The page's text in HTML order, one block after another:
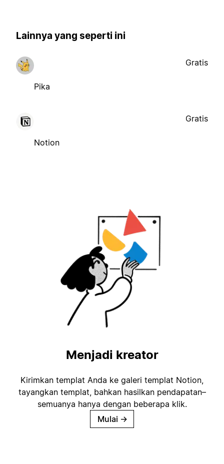
Lainnya yang seperti ini
Pika
Gratis
Notion
Gratis
Menjadi kreator
Kirimkan templat Anda ke galeri templat Notion,
tayangkan templat, bahkan hasilkan pendapatan–
semuanya hanya dengan beberapa klik.
Mulai →